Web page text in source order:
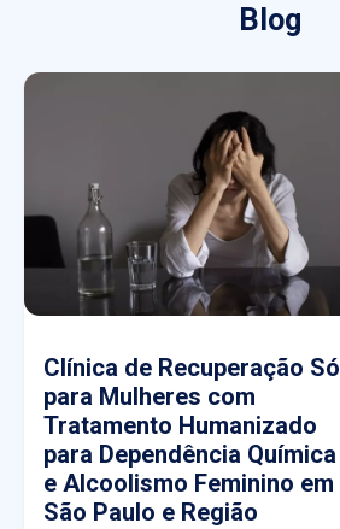
Blog
Clínica de Recuperação Só
para Mulheres com
Tratamento Humanizado
para Dependência Química
e Alcoolismo Feminino em
São Paulo e Região